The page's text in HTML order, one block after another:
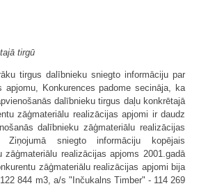
tirgū
tirgus dalībnieku sniegto informāciju par
apjomu, Konkurences padome secināja, ka
dalībnieku tirgus daļu konkrētajā
zāģmateriālu realizācijas apjomi ir daudz
dalībnieku zāģmateriālu realizācijas
sniegto informāciju kopējais
zāģmateriālu realizācijas apjoms 2001.gadā
zāģmateriālu realizācijas apjomi bija
844 m3, a/s "Inčukalns Timber" - 114 269